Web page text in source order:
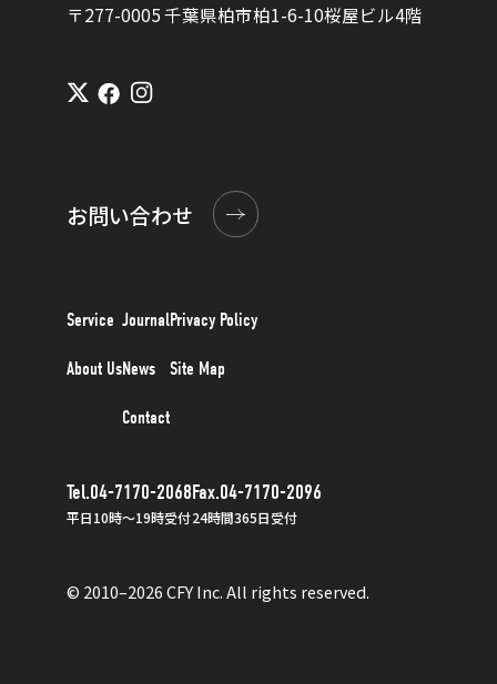
〒277-0005 千葉県柏市柏1-6-10桜屋ビル4階
© 2010–2026 CFY Inc. All rights reserved.
お問い合わせ
Service
About Us
Journal
News
Contact
Privacy Policy
Site Map
Tel.04-7170-2068
平日10時〜19時受付
Fax.04-7170-2096
24時間365日受付